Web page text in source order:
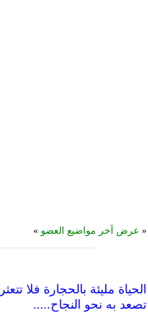
« عرض آخر مواضيع العضو »
الحياة مليئة بالحجارة فلا
تصعد به نحو النجاح.....